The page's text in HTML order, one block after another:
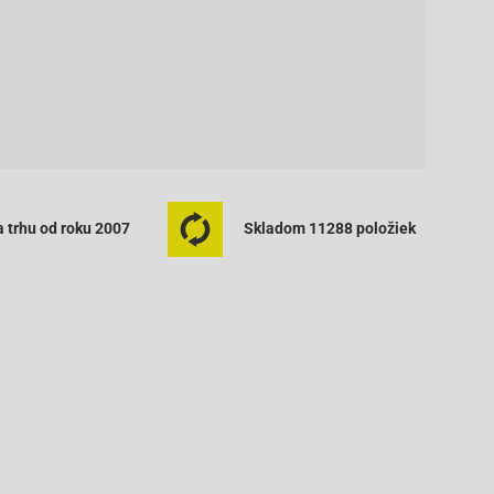
trhu od roku 2007 Skladom 11288 položiek